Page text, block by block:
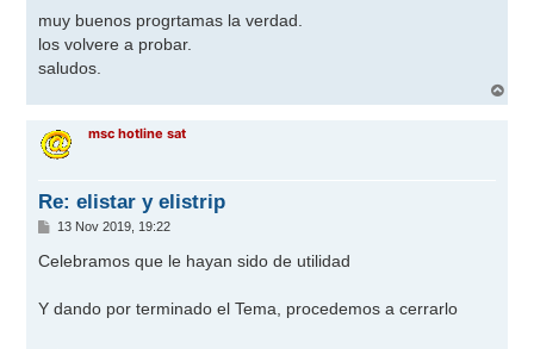
muy buenos progrtamas la verdad.
los volvere a probar.
saludos.
r
msc hotline sat
Re: elistar y elistrip
M
n
s
e
13 Nov 2019, 19:22
Celebramos que le hayan sido de utilidad
Y dando por terminado el Tema, procedemos a cerrarlo